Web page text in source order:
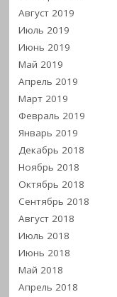
Август 2019
Июль 2019
Июнь 2019
Май 2019
Апрель 2019
Март 2019
Февраль 2019
Январь 2019
Декабрь 2018
Ноябрь 2018
Октябрь 2018
Сентябрь 2018
Август 2018
Июль 2018
Июнь 2018
Май 2018
Апрель 2018